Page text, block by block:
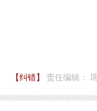
【纠错】 责任编辑：